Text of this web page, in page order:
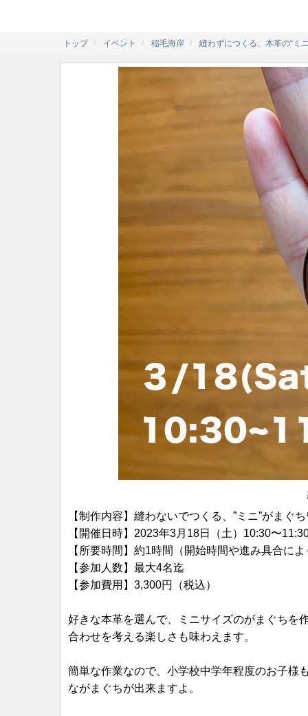
トップ イベント 稲毛海岸 縫わずにつくる、本革の“ミ
【制作内容】縫わないでつくる、”ミニ”がまぐ
【開催日時】2023年3月18日（土）10:30〜
【所要時間】約1時間（開始時間や進み具合に
【参加人数】最大4名迄
【参加費用】3,300円（税込）
好きな本革を選んで、ミニサイズのがまぐちを
合わせを考える楽しさも味わえます。
簡単な作業なので、小学校中学年程度のお子様
ながまぐちが出来ますよ。